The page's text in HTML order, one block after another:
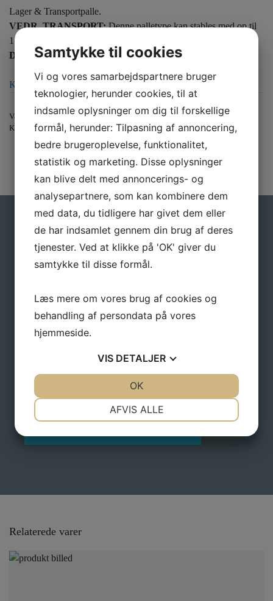
Lager & Transportpalle.
VEDR. TRANSPORT:Denne palletype kan stables med op til
15 stk. pr palleplads på lastbilen.
DIREKTE LEVERING 1/1 LÆS = MINIMUM 528 STK.
Klik her for bestilling
Varenummer (SKU): PLA NY HB5RR 1210 [SP]
Kategori:Fabriksnye specialpaller – Ordre produceret
Gå ikke glip af gode tilbud
Tilmeld dig vores nyhedsbrev, hvis du vil have
nyheder og gode tilbud direkte i din indbakke.
Navn
Relaterede varer
Samtykke til cookies
Vi og vores samarbejdspartnere bruger
teknologier, herunder cookies, til at
indsamle oplysninger om dig til forskellige
formål, herunder: Tilpasning af annoncering,
bedre brugeroplevelse, funktionalitet,
statistik og marketing. Disse oplysninger
kan blive delt med annoncerings- og
analysepartnere, som kan kombinere dem
med data, du tidligere har givet dem eller
de har indsamlet gennem din brug af deres
tjenester. Ved at klikke på 'OK' giver du
samtykke til disse formål.
Læs mere om vores brug af cookies og
behandling af persondata på vores
hjemmeside.
VIS DETALJER
MARKETING STATISTIK
AFVIS ALLE
OK